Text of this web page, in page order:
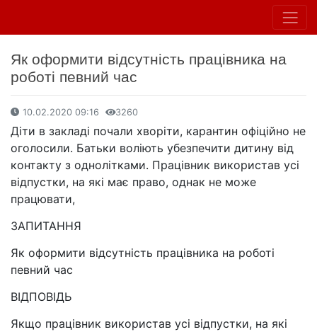
Як оформити відсутність працівника на
роботі певний час
10.02.2020 09:16 3260
Діти в закладі почали хворіти, карантин офіційно не
оголосили. Батьки воліють убезпечити дитину від
контакту з однолітками. Працівник використав усі
відпустки, на які має право, однак не може
працювати,
ЗАПИТАННЯ
Як оформити відсутність працівника на роботі
певний час
ВІДПОВІДЬ
Якщо працівник використав усі відпустки, на які